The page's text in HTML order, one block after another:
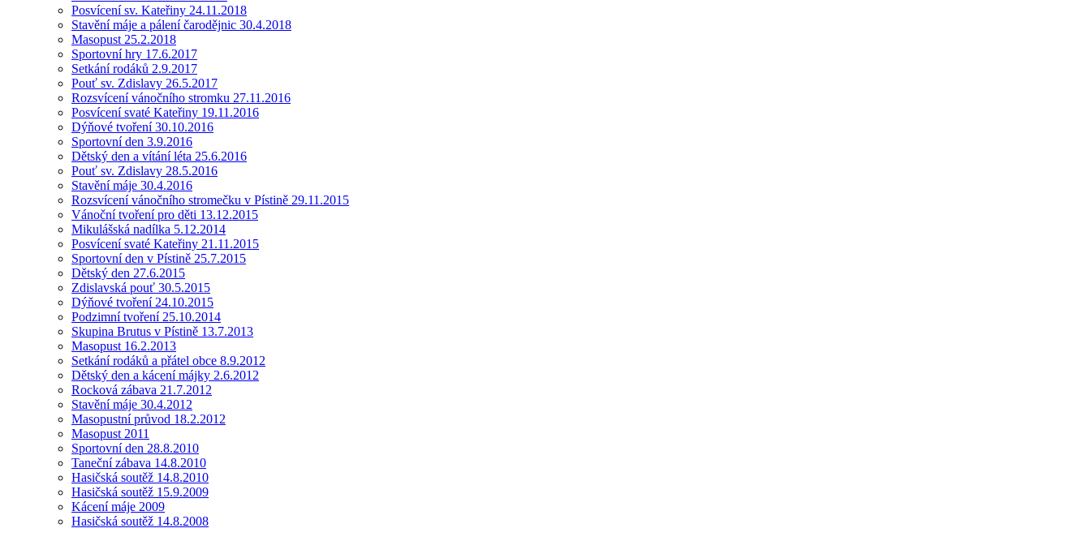
Posvícení sv. Kateřiny 24.11.2018
Stavění máje a pálení čarodějnic 30.4.2018
Masopust 25.2.2018
Sportovní hry 17.6.2017
Setkání rodáků 2.9.2017
Pouť sv. Zdislavy 26.5.2017
Rozsvícení vánočního stromku 27.11.2016
Posvícení svaté Kateřiny 19.11.2016
Dýňové tvoření 30.10.2016
Sportovní den 3.9.2016
Dětský den a vítání léta 25.6.2016
Pouť sv. Zdislavy 28.5.2016
Stavění máje 30.4.2016
Rozsvícení vánočního stromečku v Pístině 29.11.2015
Vánoční tvoření pro děti 13.12.2015
Mikulášská nadílka 5.12.2014
Posvícení svaté Kateřiny 21.11.2015
Sportovní den v Pístině 25.7.2015
Dětský den 27.6.2015
Zdislavská pouť 30.5.2015
Dýňové tvoření 24.10.2015
Podzimní tvoření 25.10.2014
Skupina Brutus v Pístině 13.7.2013
Masopust 16.2.2013
Setkání rodáků a přátel obce 8.9.2012
Dětský den a kácení májky 2.6.2012
Rocková zábava 21.7.2012
Stavění máje 30.4.2012
Masopustní průvod 18.2.2012
Masopust 2011
Sportovní den 28.8.2010
Taneční zábava 14.8.2010
Hasičská soutěž 14.8.2010
Hasičská soutěž 15.9.2009
Kácení máje 2009
Hasičská soutěž 14.8.2008